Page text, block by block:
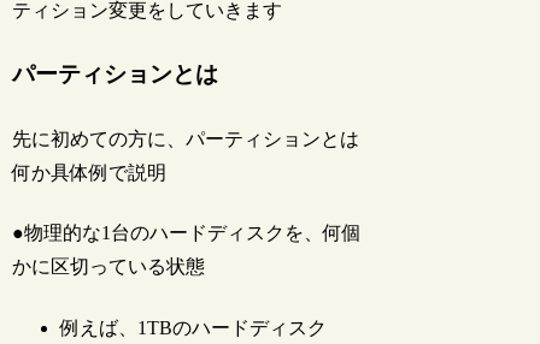
ティション変更をしていきます
パーティションとは
先に初めての方に、パーティションとは
何か具体例で説明
●物理的な1台のハードディスクを、何個
かに区切っている状態
例えば、1TBのハードディスク